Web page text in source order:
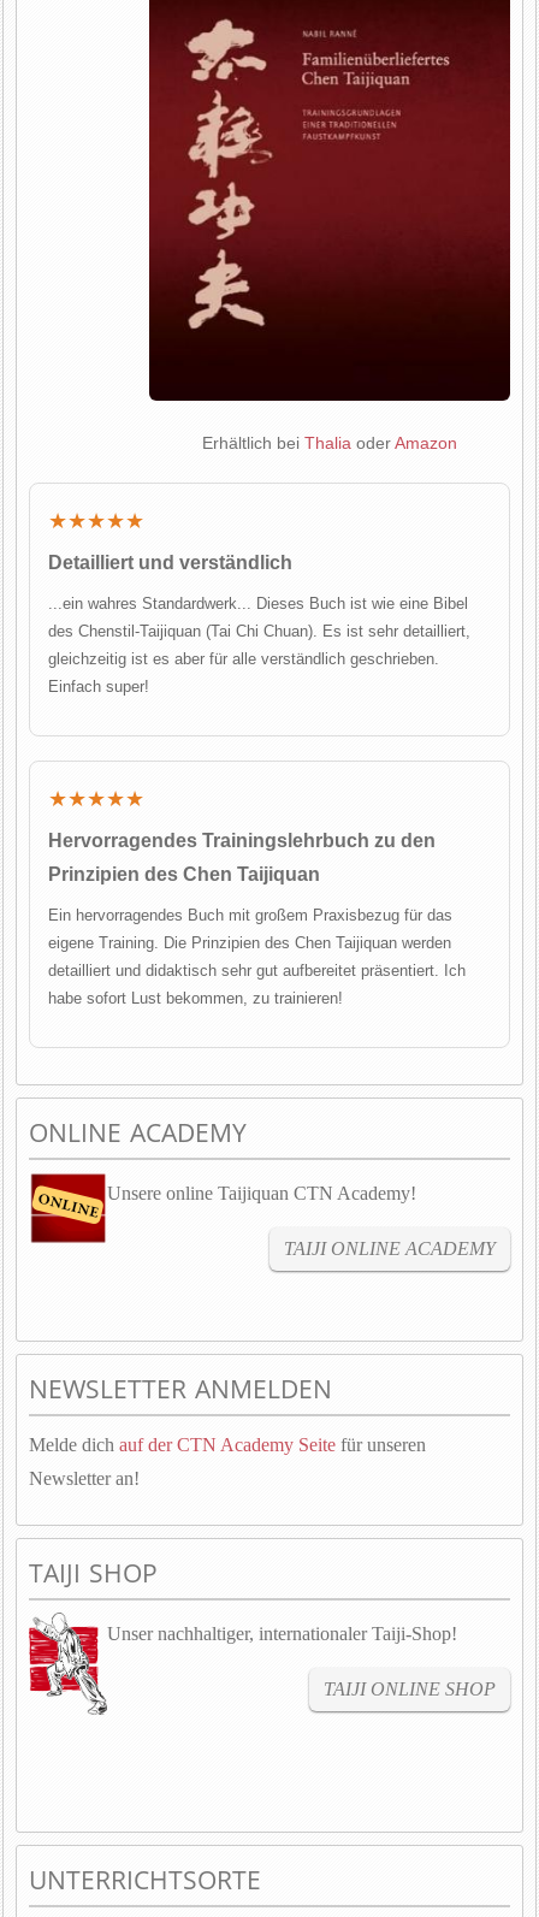
Erhältlich bei Thalia oderAmazon
★★★★★
Detailliert und verständlich
...ein wahres Standardwerk... Dieses Buch ist wie eine Bibel
des Chenstil-Taijiquan (Tai Chi Chuan). Es ist sehr detailliert,
gleichzeitig ist es aber für alle verständlich geschrieben.
Einfach super!
★★★★★
Hervorragendes Trainingslehrbuch zu den
Prinzipien des Chen Taijiquan
Ein hervorragendes Buch mit großem Praxisbezug für das
eigene Training. Die Prinzipien des Chen Taijiquan werden
detailliert und didaktisch sehr gut aufbereitet präsentiert. Ich
habe sofort Lust bekommen, zu trainieren!
ONLINE ACADEMY
Unsere online Taijiquan CTN Academy!
TAIJI ONLINE ACADEMY
NEWSLETTER ANMELDEN
Melde dich auf der CTN Academy Seite für unseren
Newsletter an!
TAIJI SHOP
Unser nachhaltiger, internationaler Taiji-Shop!
TAIJI ONLINE SHOP
UNTERRICHTSORTE